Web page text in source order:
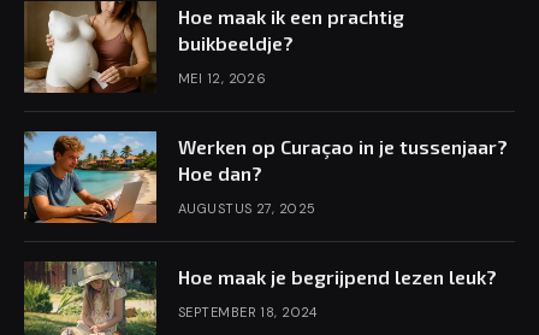
Hoe maak ik een prachtig
buikbeeldje?
MEI 12, 2026
Werken op Curaçao in je tussenjaar?
Hoe dan?
AUGUSTUS 27, 2025
Hoe maak je begrijpend lezen leuk?
SEPTEMBER 18, 2024